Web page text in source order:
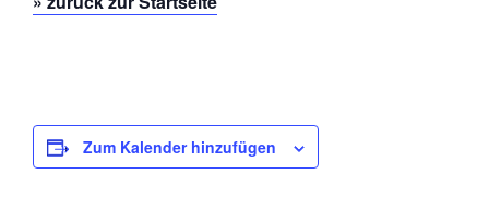
Zum Kalender hinzufügen